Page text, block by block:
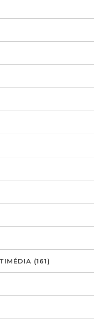
(161)